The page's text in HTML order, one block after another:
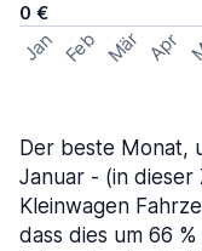
0 €
Jan Feb Mär Apr
Der beste Monat,
Januar - (in dieser
Kleinwagen
dass dies um 66